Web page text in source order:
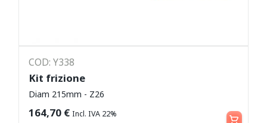
COD: Y338
Kit frizione
Diam 215mm - Z26
164,70 € Incl. IVA 22% Aggiungi al carrello